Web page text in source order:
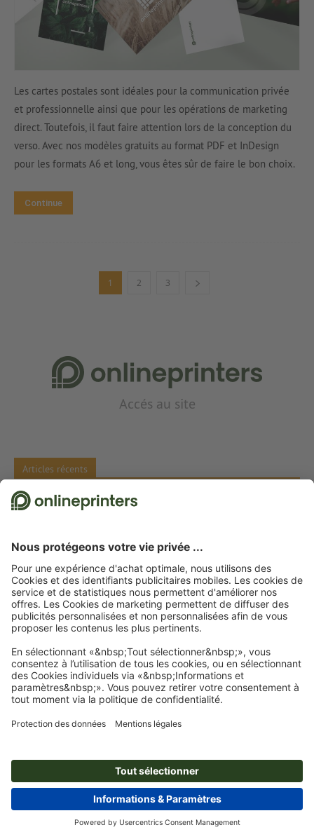
Les cartes postales sont idéales pour la communication privée
et professionnelle ainsi que pour les opérations de marketing
direct. Toutefois, il faut faire attention lors de la conception du
verso. Avec nos modèles gratuits au format PDF et InDesign
pour les formats A6 et long, vous êtes sûr de faire le bon choix.
Continue
1 2 3
Accés au site
Articles récents
Les contrastes de couleurs dans l’art – Les couleurs complémentaires, Itten et le chiffre 7
Cadeaux de Noël pour les clients – Inspiration et conseils